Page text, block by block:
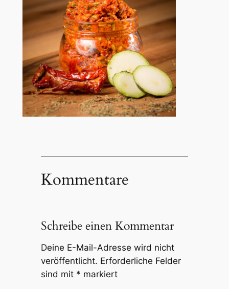
Kommentare
Schreibe einen Kommentar
Deine E-Mail-Adresse wird nicht
veröffentlicht. Erforderliche Felder
sind mit * markiert